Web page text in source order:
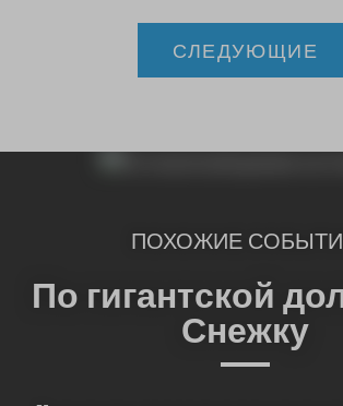
СЛЕДУЮЩИЕ
ПОХОЖИЕ
По гигантской
Снежку